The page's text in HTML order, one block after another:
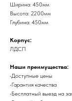
Ширина: 450мм
Высота: 2200мм
Глубина: 450мм
Корпус:
ЛДСП
Наши преимущества:
•Доступные цены
•Гарантия качества
•Бесплатный выезд на